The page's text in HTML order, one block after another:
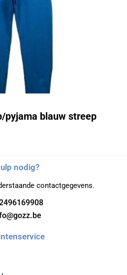
pyjama blauw streep
nodig?
contactgegevens.